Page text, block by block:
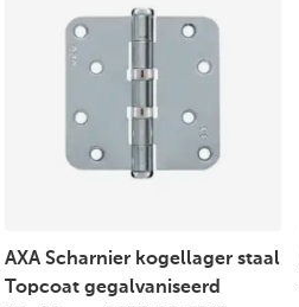
AXA Scharnier kogellager staal
Topcoat gegalvaniseerd